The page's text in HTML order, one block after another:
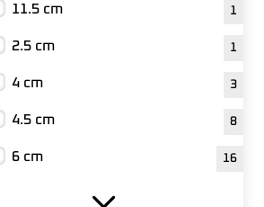
11.5 cm 1
2.5 cm 1
4 cm 3
4.5 cm 8
6 cm 16